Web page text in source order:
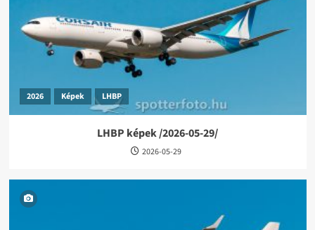
2026 Képek LHBP
LHBP képek /2026-05-29/
2026-05-29